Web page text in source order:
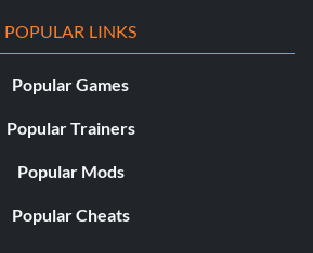
POPULAR LINKS
Popular Games
Popular Trainers
Popular Mods
Popular Cheats